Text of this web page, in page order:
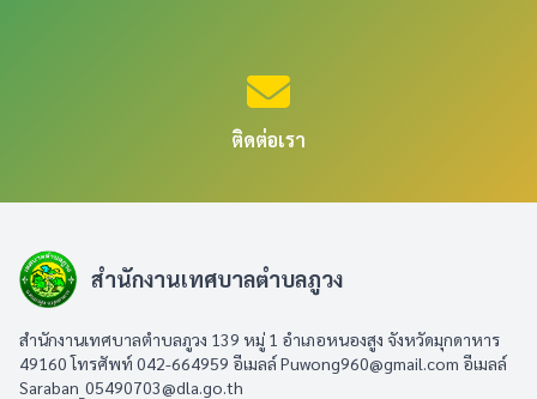
ติดต่อเรา
สำนักงานเทศบาลตำบลภูวง
สำนักงานเทศบาลตำบลภูวง 139 หมู่ 1 อำเภอหนองสูง จังหวัดมุกดาหาร
49160 โทรศัพท์ 042-664959 อีเมลล์Puwong960@gmail.com อีเมลล์
Saraban_05490703@dla.go.th